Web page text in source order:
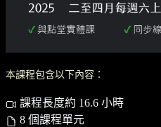
本課程包含以下內容：
課程長度約 16.6 小時
8 個課程單元